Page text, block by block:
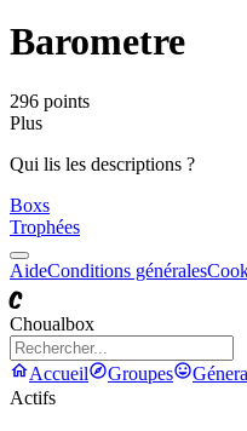
Barometre
296 points
Plus
Qui lis les descriptions ?
Boxs
Trophées
AideConditions générales
C
Choualbox
Accueil Groupes
Actifs